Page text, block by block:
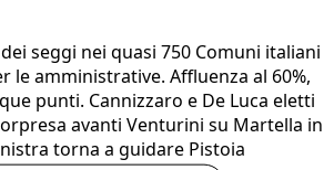
seggi nei quasi 750 Comuni italiani
le amministrative. Affluenza al 60%,
punti. Cannizzaro e De Luca eletti
avanti Venturini su Martella in
torna a guidare Pistoia